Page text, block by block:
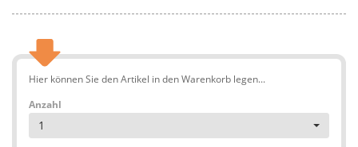
Hier können Sie den Artikel in den Warenkorb legen...
Anzahl
1